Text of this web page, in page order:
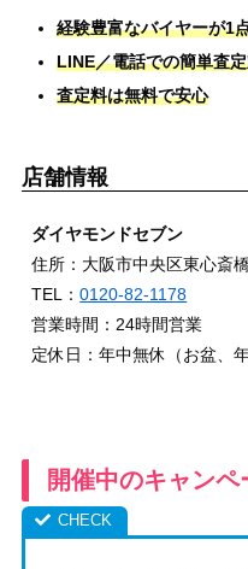
経験豊富なバイヤーが1
LINE／電話での簡単査
査定料は無料で安心
店舗情報
ダイヤモンドセブン
住所：大阪市中央区東心斎
TEL：0120-82-1178
営業時間：24時間営業
定休日：年中無休（お盆、
開催中のキャン